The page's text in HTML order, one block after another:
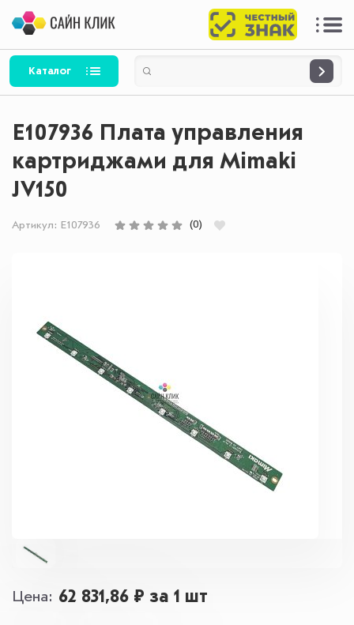
Каталог
E107936 Плата управления
картриджами для Mimaki
JV150
Артикул: E107936 (0)
Цена 62 831,86 ₽ за 1 шт